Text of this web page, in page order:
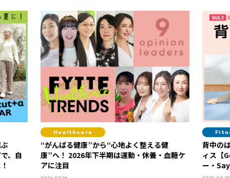
康”から“心地よく整える健
年下半期は運動・休養・血糖ケ
背中のはみ肉解消！ 紙皿１枚で
ィス【Google本社エグゼクテ
ー・Sayaさん直伝】 Vol.１